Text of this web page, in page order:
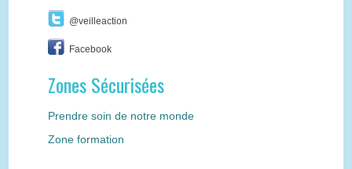
@veilleaction
Facebook
Zones Sécurisées
Prendre soin de notre monde
Zone formation